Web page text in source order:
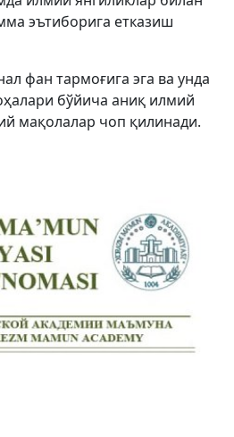
эътиборига етказиш
фан тармоғига эга ва унда
бўйича аниқ илмий
мақолалар чоп қилинади.